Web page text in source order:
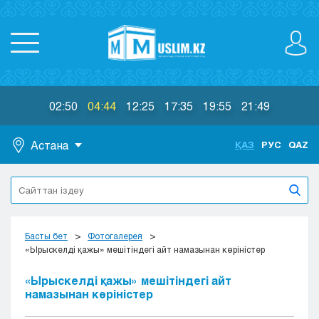
02:50 04:44 12:25 17:35 19:55 21:49
Астана
Астана
Алматы
Атырау
Караганда
Кокшетау
Костанай
ҚАЗ РУС QAZ
Басты бет
Фотогалерея
«Ырыскелді қажы» мешітіндегі айт намазынан көріністер
«Ырыскелді қажы» мешітіндегі айт
намазынан көріністер